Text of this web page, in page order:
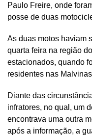
Paulo Freire, onde
posse de duas
As duas motos haviam
quarta feira na região
estacionados, quando
residentes nas
Diante das
infratores, no qual, um
encontrava uma outra
após a informação, a